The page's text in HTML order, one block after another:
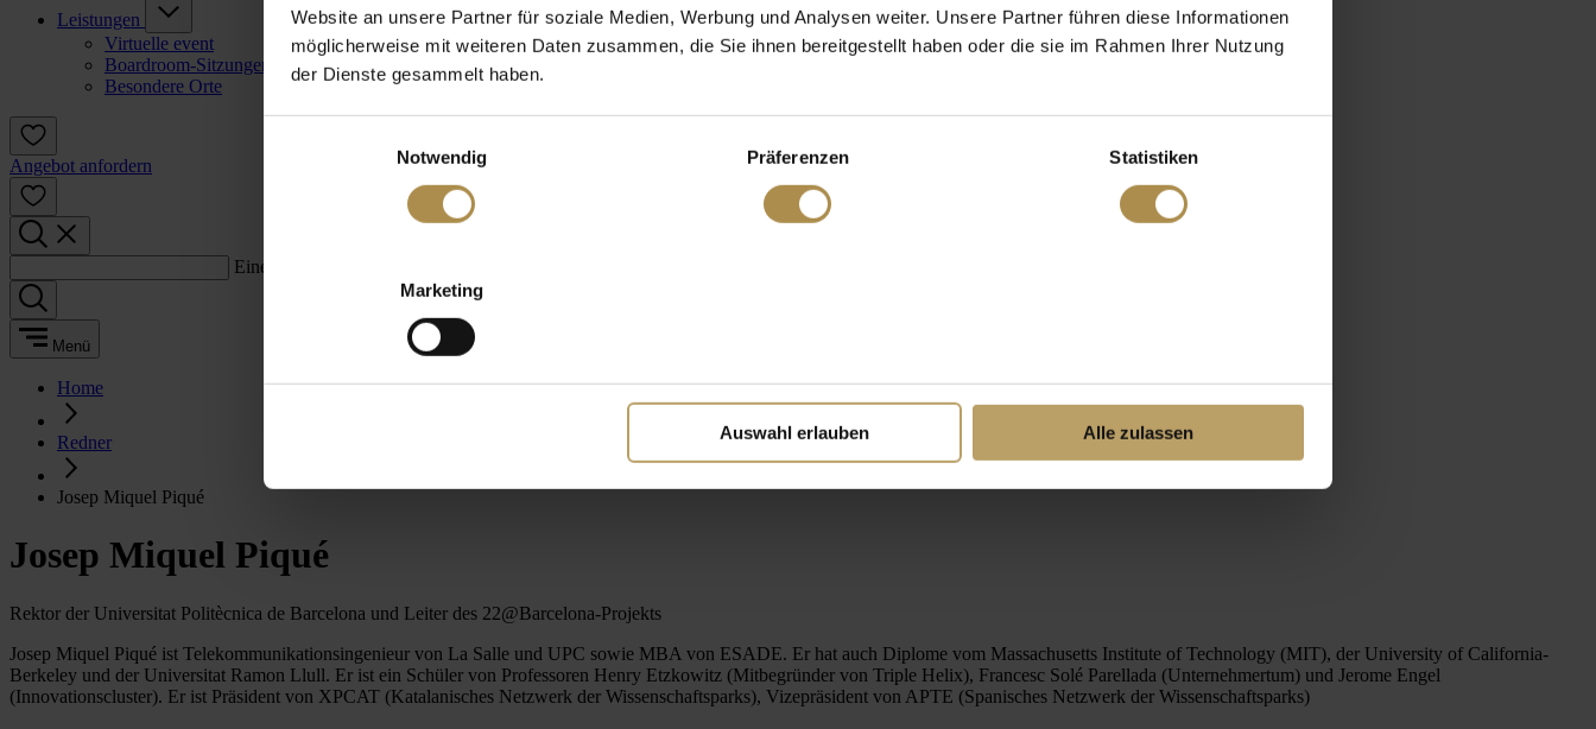
Website an unsere Partner für soziale Medien, Werbung und Analysen weiter. Unsere Partner führen diese Informationen
möglicherweise mit weiteren Daten zusammen, die Sie ihnen bereitgestellt haben oder die sie im Rahmen Ihrer Nutzung
der Dienste gesammelt haben.
Notwendig
Präferenzen Statistiken
Marketing
Auswahl erlauben Alle zulassen
Leistungen
Virtuelle event
Boardroom-Sitzungen
Besondere Orte
Angebot anfordern
Einen Suchbegriff eingeben:
Menü
Home
Redner
Josep Miquel Piqué
Josep Miquel Piqué
Rektor der Universitat Politècnica de Barcelona und Leiter des 22@Barcelona-Projekts
Josep Miquel Piqué ist Telekommunikationsingenieur von La Salle und UPC sowie MBA von ESADE. Er hat auch Diplome vom Massachusetts Institute of Technology (MIT), der University of California-
Berkeley und der Universitat Ramon Llull. Er ist ein Schüler von Professoren Henry Etzkowitz (Mitbegründer von Triple Helix), Francesc Solé Parellada (Unternehmertum) und Jerome Engel
(Innovationscluster). Er ist Präsident von XPCAT (Katalanisches Netzwerk der Wissenschaftsparks), Vizepräsident von APTE (Spanisches Netzwerk der Wissenschaftsparks)